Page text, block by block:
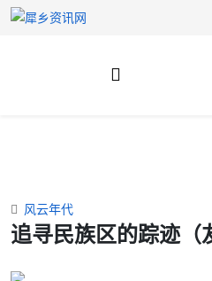
风云年代
追寻民族区的踪迹（